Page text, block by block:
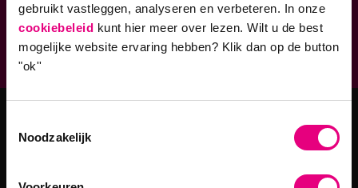
gebruikt vastleggen, analyseren en verbeteren. In onze
cookiebeleid kunt hier meer over lezen. Wilt u de best
mogelijke website ervaring hebben? Klik dan op de button
"ok''
Noodzakelijk
Geaccrediteerde opleidingen
9,0 op klantenvertellen.nl
Masteropleidingen